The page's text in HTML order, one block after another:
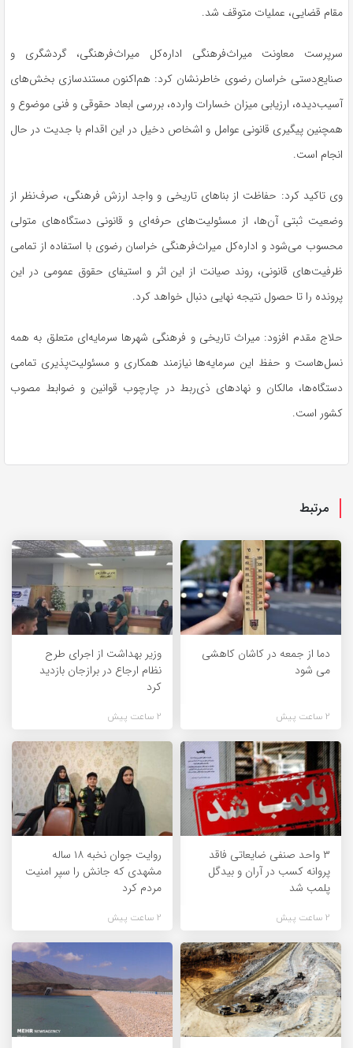
مقام قضایی، عملیات متوقف شد.
سرپرست معاونت میراث‌فرهنگی اداره‌کل میراث‌فرهنگی، گردشگری و
صنایع‌دستی خراسان رضوی خاطرنشان کرد: هم‌اکنون مستندسازی بخش‌های
آسیب‌دیده، ارزیابی میزان خسارات وارده، بررسی ابعاد حقوقی و فنی موضوع و
همچنین پیگیری قانونی عوامل و اشخاص دخیل در این اقدام با جدیت در حال
انجام است.
وی تاکید کرد: حفاظت از بناهای تاریخی و واجد ارزش فرهنگی، صرف‌نظر از
وضعیت ثبتی آن‌ها، از مسئولیت‌های حرفه‌ای و قانونی دستگاه‌های متولی
محسوب می‌شود و اداره‌کل میراث‌فرهنگی خراسان رضوی با استفاده از تمامی
ظرفیت‌های قانونی، روند صیانت از این اثر و استیفای حقوق عمومی در این
پرونده را تا حصول نتیجه نهایی دنبال خواهد کرد.
حلاج مقدم افزود: میراث تاریخی و فرهنگی شهرها سرمایه‌ای متعلق به همه
نسل‌هاست و حفظ این سرمایه‌ها نیازمند همکاری و مسئولیت‌پذیری تمامی
دستگاه‌ها، مالکان و نهادهای ذی‌ربط در چارچوب قوانین و ضوابط مصوب
کشور است.
مرتبط
دما از جمعه در کاشان کاهشی
می شود
2 ساعت پیش
وزیر بهداشت از اجرای طرح
نظام ارجاع در برازجان بازدید
کرد
2 ساعت پیش
۳ واحد صنفی ضایعاتی فاقد
پروانه کسب در آران و بیدگل
پلمب شد
2 ساعت پیش
روایت جوان نخبه ۱۸ ساله
مشهدی که جانش را سپر امنیت
مردم کرد
2 ساعت پیش